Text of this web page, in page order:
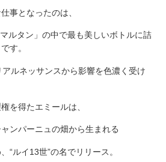
事となったのは、
ルタン」の中で最も美しいボトルに詰
す。
ルネッサンスから影響を色濃く受け
を得たエミールは、
ンパーニュの畑から生まれる
“ルイ13世”の名でリリース。